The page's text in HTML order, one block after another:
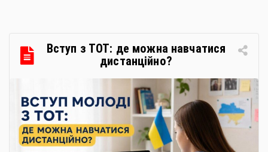
Вступ з ТОТ: де можна навчатися
дистанційно?